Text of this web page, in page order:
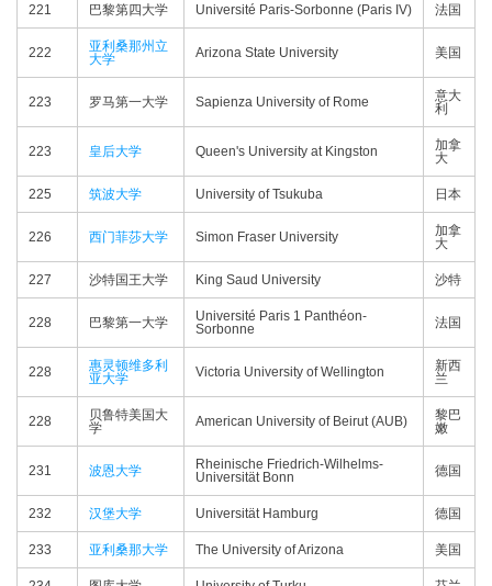
221 巴黎第四大学 Université Paris-Sorbonne (Paris IV) 法国
222
亚利桑那州立
大学
Arizona State University 美国
223 罗马第一大学 Sapienza University of Rome
意大
利
223 皇后大学 Queen's University at Kingston
加拿
大
225 筑波大学 University of Tsukuba 日本
226 西门菲莎大学 Simon Fraser University
加拿
大
227 沙特国王大学 King Saud University 沙特
228 巴黎第一大学
Université Paris 1 Panthéon-
Sorbonne
法国
228
惠灵顿维多利
亚大学
Victoria University of Wellington
新西
兰
228
贝鲁特美国大
学
American University of Beirut (AUB)
黎巴
嫩
231 波恩大学
Rheinische Friedrich-Wilhelms-
Universität Bonn
德国
232 汉堡大学 Universität Hamburg 德国
233 亚利桑那大学 The University of Arizona 美国